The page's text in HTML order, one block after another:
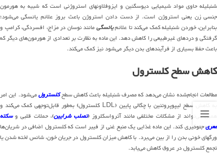
شنبلیله حاوی مواد شیمیایی دیوسگنین و ایزوفلاونهای استروژنی است که شبیه به هورمون
جنسی زن یعنی استروژن است. از دست دادن استروژن باعث بروز علائم یائسگی می‌شود؛
بنابراین، خوردن شنبلیله کمک می‌کند تا علائمیائسگیمانند نوسان در مزاج، افسردگی، کرامپ و
گرفتگی و دردهای غیرطبیعی را کاهش دهد. این ماده به نظارت بر تعدادی از هورمون‌های دیگر که
باعث حفظ بسیاری از فرآیندهای بدن دیگر می‌شود نیز کمک می‌کند.
کاهش سطح کلسترول
مطالعات انجام‌شده نشان می‌دهد که مصرف شنبلیله باعث کاهش سطحکلسترولمی‌شود. این امر
به کاهش سطح لیپوپروتئین با چگالی پایین (LDL کلسترول) به‌طور قابل‌توجهی کمک می‌کند و
همین می‌تواند از مشکلات مختلفی مانند آترواسکلروز (تصلب شرایین)، حملات قلبی وسکته
مغزیجلوگیری کند. این ماده غذایی یک منبع غنی از فیبر است که کلسترول اضافی در شریان‌ها
ورگهای خونی بدن را از بین می‌برد. با کاهش میزان کلسترول در جریان خون، شانس لخته شدن یا
تجمع کلسترول در عروق کاهش می‌یابد.